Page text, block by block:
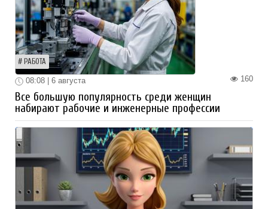
РАБОТА
160
08:08 | 6 августа
Все большую популярность среди женщин
набирают рабочие и инженерные профессии